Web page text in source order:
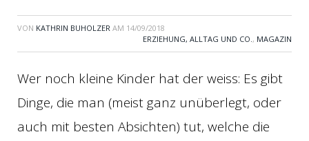
VON KATHRIN BUHOLZER AM 14/09/2018
ERZIEHUNG, ALLTAG UND CO., MAGAZIN
Wer noch kleine Kinder hat der weiss: Es gibt
Dinge, die man (meist ganz unüberlegt, oder
auch mit besten Absichten) tut, welche die